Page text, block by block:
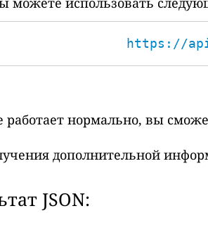
https://
работает нормально, вы
дополнительной
JSON: